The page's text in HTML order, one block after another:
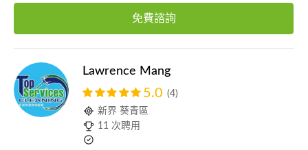
免費諮詢
Lawrence Mang
5.0 (4)
新界 葵青區
11 次聘用